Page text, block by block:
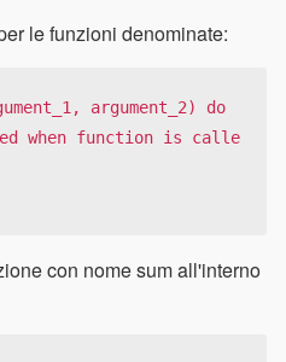
le funzioni denominate:
argument_2) do
con nome sum all'interno